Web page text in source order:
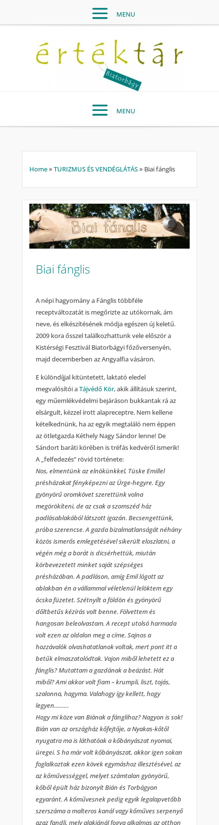
Home» TURIZMUS ÉS VENDÉGLÁTÁS» Biai fánglis
Biai fánglis
A népi hagyomány a Fánglis többféle
receptváltozatát is megőrizte az utókornak, ám
neve, és elkészítésének módja egészen új keletű.
2009 kora ősszel találkozhattunk vele először a
Kistérségi Fesztivál Biatorbágyi főzőversenyén,
majd decemberben az Angyalfia vásáron.
E különdíjjal kitüntetett, laktató eledel
megvalósítói aTájvédő Kör, akik állításuk szerint,
egy műemlékvédelmi bejáráson bukkantak rá az
elsárgult, kézzel írott alapreceptre. Nem kellene
kételkednünk, ha az egyik megtaláló nem éppen
az ötletgazda Kéthely Nagy Sándor lenne! De
Sándort baráti körében is tréfás kedvéről ismerik!
A „felfedezés” rövid története:
Nos, elmentünk az elnökünkkel, Tüske Emillel
présházakat fényképezni az Ürge-hegyre. Egy
gyönyörű oromkövet szerettünk volna
megörökíteni, de az csak a szomszéd ház
padlásablakából látszott igazán. Becsengettünk,
próba szerencse. A gazda bizalmatlanságát néhány
közös ismerős emlegetésével sikerült eloszlatni, a
végén még a borát is dicsérhettük, miután
körbevezetett minket saját szépséges
présházában. A padláson, amíg Emil lógott az
ablakban én a vállammal véletlenül lelöktem egy
ócska füzetet. Szétnyílt a földön és gyönyörű
dőltbetűs kézírás volt benne. Fölvettem és
hangosan beleolvastam. A recept utolsó harmada
volt ezen az oldalon meg a címe. Sajnos a
hozzávalók olvashatatlanok voltak, mert pont itt a
betűk elmaszatolódtak. Vajon miből lehetett ez a
fánglis? Mutattam a gazdának a beázást. Hát
miből? Ami akkor volt fiam – krumpli, liszt, tojás,
szalonna, hagyma. Valahogy így kellett, hogy
legyen………
Hogy mi köze van Biának a fánglihoz? Nagyon is sok!
Bián van az országház kőfejtője, a Nyakas-kőtől
nyugatra ma is láthatóak a kőbányászat nyomai,
üregei. S ha már volt kőbányászat, akkor igen sokan
foglalkoztak ezen kövek egymáshoz illesztésével, az
az kőművességgel, melyet számtalan gyönyörű,
kőből épült ház bizonyít Bián és Torbágyon
egyaránt. A kőművesnek pedig egyik legalapvetőbb
szerszáma a malteros kanál vagy kőműves serpenyő
azaz fandli, mely alakjánál fogva alkalmas az otthon